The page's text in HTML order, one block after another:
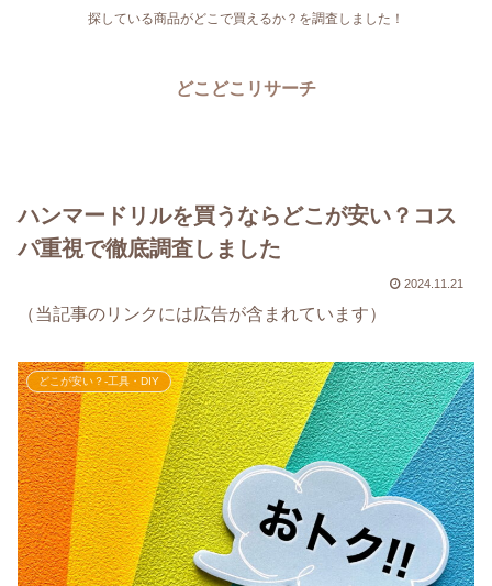
探している商品がどこで買えるか？を調査しました！
どこどこリサーチ
ハンマードリルを買うならどこが安い？コス
パ重視で徹底調査しました
2024.11.21
（当記事のリンクには広告が含まれています）
どこが安い？-工具・DIY